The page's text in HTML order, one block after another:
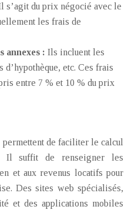
s’agit du prix négocié avec le
les frais de
annexes : Ils incluent les
etc. Ces frais
entre 7 % et 10 % du prix
de faciliter le calcul
Il suffit de renseigner les
et aux revenus locatifs pour
Des sites web spécialisés,
et des applications mobiles